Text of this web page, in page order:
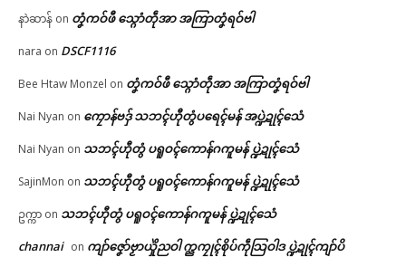
© ဌာန်ပရိုၚ်ဗၠးၜးမန်
June 10, 2026
နာဲဆာန် on တၞံကဝ်ဖီ သ္ဂောံတဵုအာ အကြာတၞံရဝ်ဗါ
nara on DSCF1116
Bee Htaw Monzel on တၞံကဝ်ဖီ သ္ဂောံတဵုအာ အကြာတၞံရဝ်ဗါ
Nai Nyan on ကၠောန်ဗဒှ် သဘၚ်ဟီုတွံပရေၚ်မန် အပ္ဍဲဍုၚ်သေံ
Nai Nyan on သဘၚ်ဟီုတွံ ပရူဝၚ်ကောန်ဂကူမန် ပ္ဍဲဍုၚ်သေံ
SajinMon on သဘၚ်ဟီုတွံ ပရူဝၚ်ကောန်ဂကူမန် ပ္ဍဲဍုၚ်သေံ
ဥက္ကာ on သဘၚ်ဟီုတွံ ပရူဝၚ်ကောန်ဂကူမန် ပ္ဍဲဍုၚ်သေံ
channai on ကျာ်ဇၞော်ဗၟာယှိုဲညဝါ က္ညကၠုၚ်စိုပ်ကဵုသြဝါဒ ပ္ဍဲဍုၚ်ကျာ်ပိ